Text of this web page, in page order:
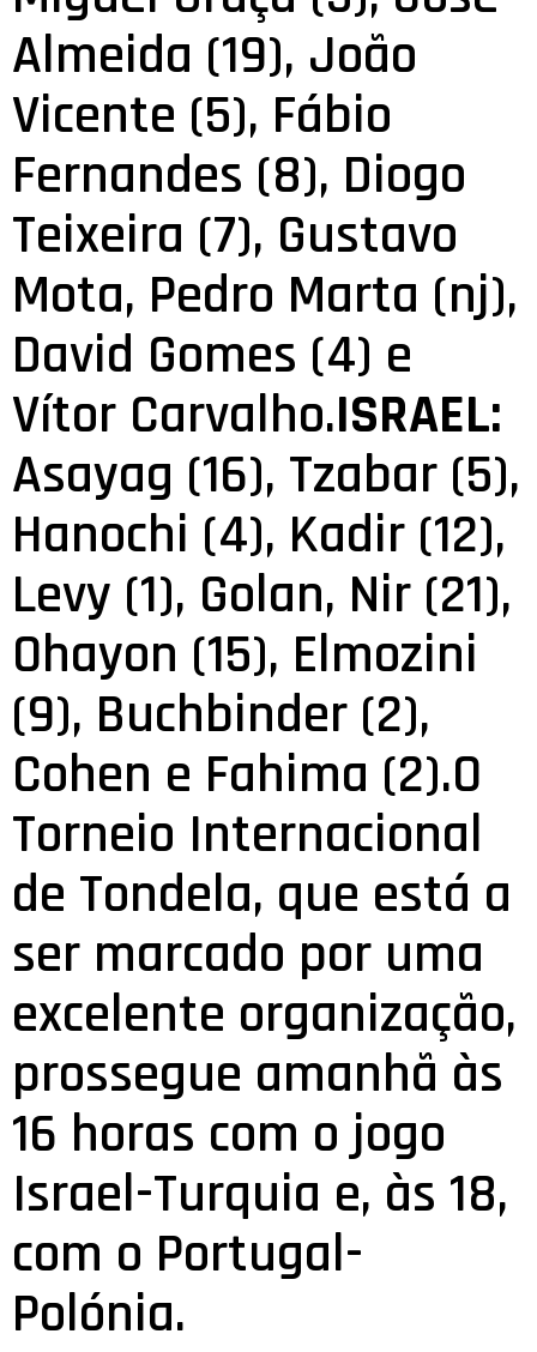
Almeida (19), João
Vicente (5), Fábio
Fernandes (8), Diogo
Teixeira (7), Gustavo
Mota, Pedro Marta (nj),
David Gomes (4) e
Vítor Carvalho.ISRAEL:
Asayag (16), Tzabar (5),
Hanochi (4), Kadir (12),
Levy (1), Golan, Nir (21),
Ohayon (15), Elmozini
(9), Buchbinder (2),
Cohen e Fahima (2).O
Torneio Internacional
de Tondela, que está a
ser marcado por uma
excelente organização,
prossegue amanhã às
16 horas com o jogo
Israel-Turquia e, às 18,
com o Portugal-
Polónia.